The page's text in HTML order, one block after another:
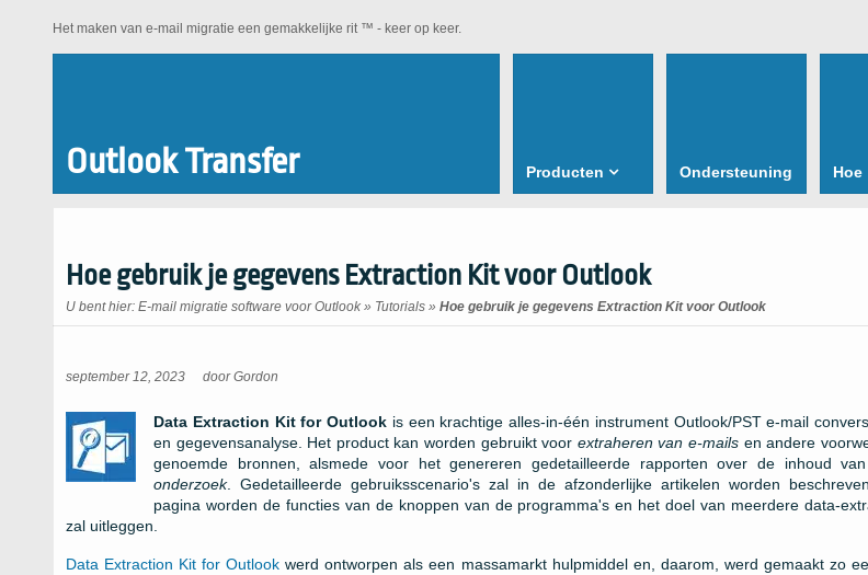
Het maken van e-mail migratie een gemakkelijke rit ™ - keer op keer.
Outlook Transfer Producten Ondersteuning Hoe
Hoe gebruik je gegevens Extraction Kit voor Outlook
U bent hier: E-mail migratie software voor Outlook » Tutorials » Hoe gebruik je gegevens Extraction Kit voor Outlook
september 12, 2023 doorGordon
Data Extraction Kit for Outlook is een krachtige alles-in-één instrument Outlook/PSTe-mail
en gegevensanalyse. Het product kan worden gebruikt voor extraheren van e-mails en andere
genoemde bronnen, alsmede voor het genereren gedetailleerde rapporten over de inhoud van
onderzoek. Gedetailleerde gebruiksscenario's zal in de afzonderlijke artikelen worden
pagina worden de functies van de knoppen van de programma's en het doel van meerdere data-
zal uitleggen.
Data Extraction Kit for Outlook werd ontworpen als een massamarkt hulpmiddel en, daarom, werd gemaakt zo